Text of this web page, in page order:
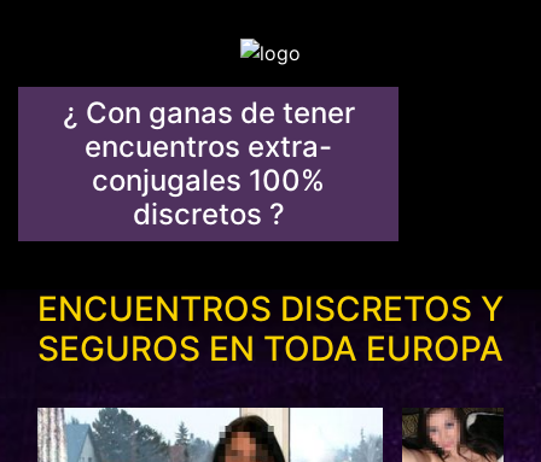
¿ Con ganas de tener
encuentros extra-
conjugales 100%
discretos ?
ENCUENTROS DISCRETOS Y
SEGUROS EN TODA EUROPA